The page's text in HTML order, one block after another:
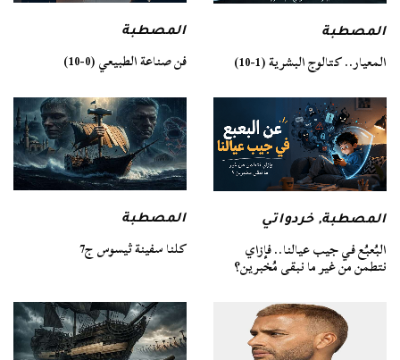
المصطبة
المعيار.. كتالوج البشرية (1-10)
المصطبة
فن صناعة الطبيعي (0-10)
المصطبة,خردواتي
البُعبُع في جيب عيالنا.. فإزاي
نتطمن من غير ما نبقى مُخبرين؟
المصطبة
كلنا سفينة ثيسوس ج7